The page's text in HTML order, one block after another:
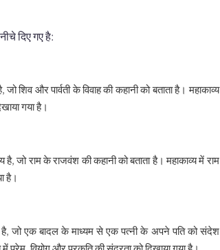
दिए गए है:
शिव और पार्वती के विवाह की कहानी को बताता है। महाकाव्य
गया है।
है, जो राम के राजवंश की कहानी को बताता है। महाकाव्य में राम
है।
है, जो एक बादल के माध्यम से एक पत्नी के अपने पति को संदेश